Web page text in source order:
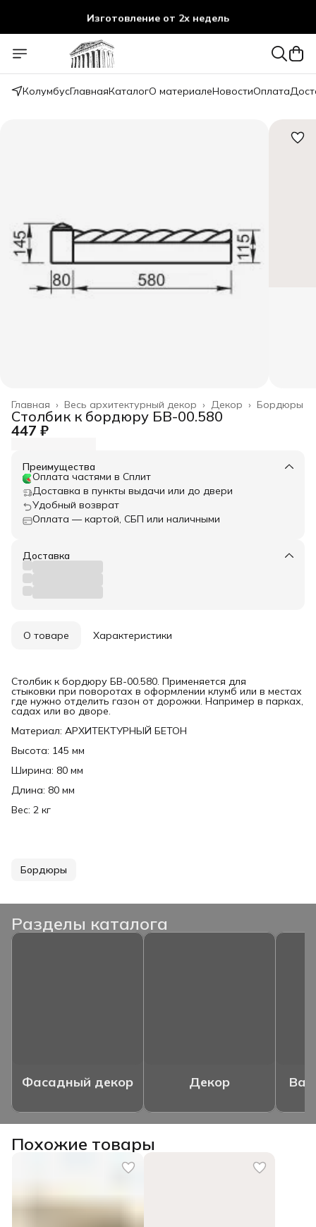
Изготовление от 2х недель
КолумбусГлавнаяКаталогО материалеНовостиОплата
Бордюры
Декор ›
Весь архитектурный декор ›
Главная ›
Столбик к бордюру БВ-00.580
447 ₽
Преимущества
Оплата частями в Сплит
Доставка в пункты выдачи или до двери
Удобный возврат
Оплата — картой, СБП или наличными
Доставка
О товаре Характеристики
Столбик к бордюру БВ-00.580. Применяется для
стыковки при поворотах в оформлении клумб или в местах
где нужно отделить газон от дорожки. Например в парках,
садах или во дворе.
Материал: АРХИТЕКТУРНЫЙ БЕТОН
Высота: 145 мм
Ширина: 80 мм
Длина: 80 мм
Вес: 2 кг
Бордюры
Разделы каталога
Фасадный декор Декор
Похожие товары